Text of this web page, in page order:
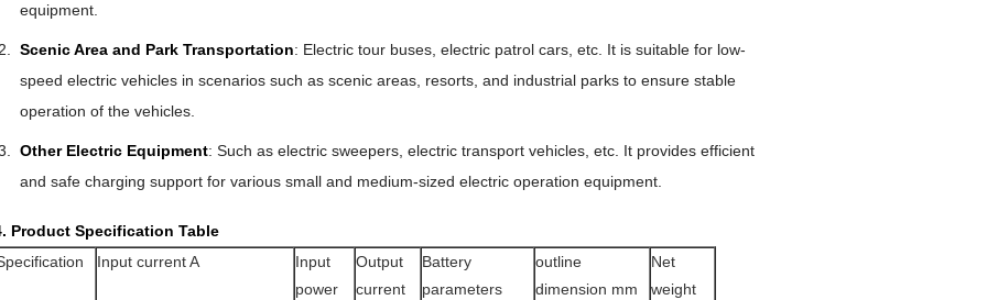
equipment.
Scenic Area and Park Transportation: Electric tour buses, electric patrol cars, etc. It is suitable for low-
speed electric vehicles in scenarios such as scenic areas, resorts, and industrial parks to ensure stable
operation of the vehicles.
Other Electric Equipment: Such as electric sweepers, electric transport vehicles, etc. It provides efficient
and safe charging support for various small and medium-sized electric operation equipment.
Product Specification Table
Input current A
Input
power
Output
current
Battery
parameters
outline
dimension mm
Net
weight